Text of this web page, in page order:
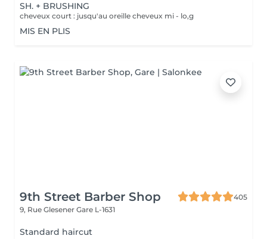
SH. + BRUSHING
cheveux court : jusqu'au oreille cheveux mi - lo,g
MIS EN PLIS
9th Street Barber Shop
405
9, Rue Glesener Gare L-1631
Standard haircut